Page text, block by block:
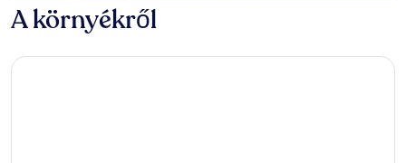
A környékről